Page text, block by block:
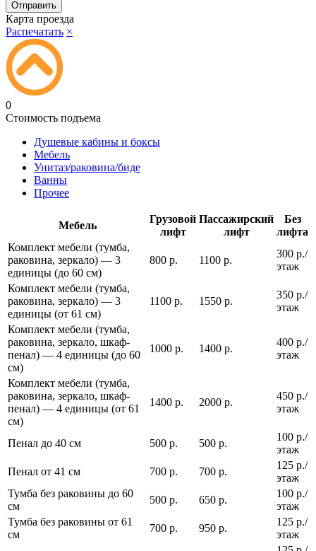
Карта проезда
Распечатать ×
0
Стоимость подъема
Душевые кабины и боксы
Мебель
Унитаз/раковина/биде
Ванны
Прочее
Мебель
Грузовой
лифт
Пассажирский
лифт
Без
лифта
Комплект мебели (тумба,
раковина, зеркало) — 3
единицы (до 60 см)
800 р. 1100 р.
300 р./
этаж
Комплект мебели (тумба,
раковина, зеркало) — 3
единицы (от 61 см)
1100 р. 1550 р.
350 р./
этаж
Комплект мебели (тумба,
раковина, зеркало, шкаф-
пенал) — 4 единицы (до 60
см)
1000 р. 1400 р.
400 р./
этаж
Комплект мебели (тумба,
раковина, зеркало, шкаф-
пенал) — 4 единицы (от 61
см)
1400 р. 2000 р.
450 р./
этаж
Пенал до 40 см 500 р. 500 р.
100 р./
этаж
Пенал от 41 см
700 р. 700 р.
125 р./
этаж
Тумба без раковины до 60
см
500 р. 650 р.
100 р./
этаж
Тумба без раковины от 61
см
700 р. 950 р.
125 р./
этаж